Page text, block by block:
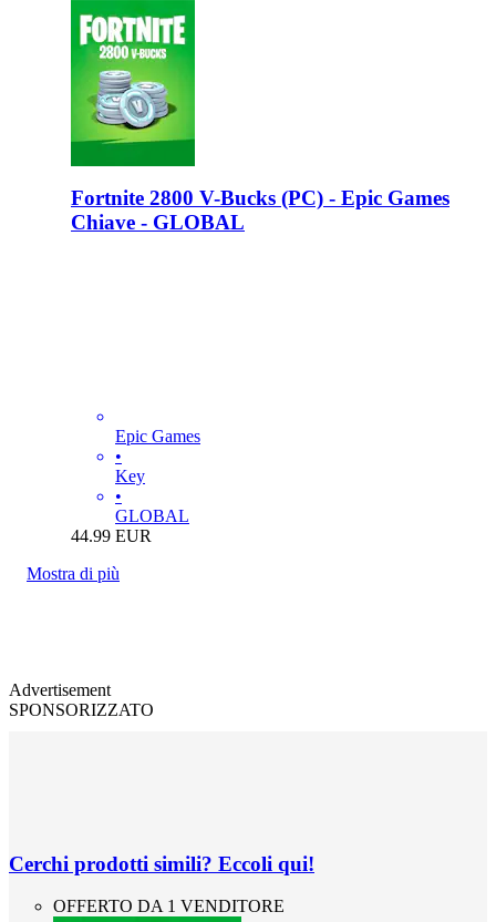
Fortnite 2800 V-Bucks (PC) - Epic Games
Chiave - GLOBAL
Epic Games
•
Key
•
GLOBAL
44.99 EUR
Mostra di più
Advertisement
SPONSORIZZATO
Cerchi prodotti simili? Eccoli qui!
OFFERTO DA 1 VENDITORE